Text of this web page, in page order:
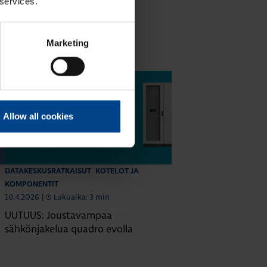
Marketing
Allow all cookies
DATAKESKUSRATKAISUT
KOTELOT JA
KOMPONENTIT
10.4.2026 | Lukuaika: 3 min
UUTUUS: Joustavampaa
sähkönjakelua quadro evolla